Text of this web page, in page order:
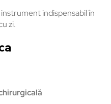
indispensabil în
zi.